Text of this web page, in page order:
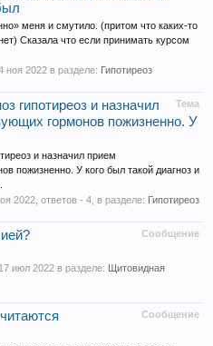
меня и смутило. (притом что каких-то
Сказала что если принимать курсом
ноя 2022 в разделе: Гипотиреоз
Тема
гипотиреоз и назначил
гормонов пожизненно. У
и назначил прием
пожизненно. У кого был такой диагноз и
2022 , ответов - 4, в разделе: Гипотиреоз
Сообщение
17 июл 2022 в разделе: Щитовидная
Сообщение